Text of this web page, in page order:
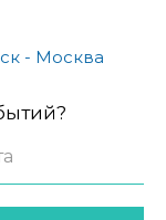
- Москва